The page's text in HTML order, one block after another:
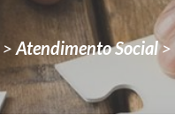
> Atendimento Social >